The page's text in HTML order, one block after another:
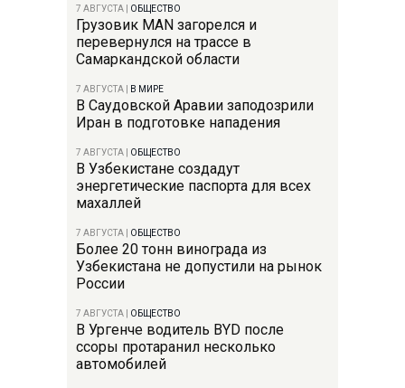
7 АВГУСТА ОБЩЕСТВО
Грузовик MAN загорелся и
перевернулся на трассе в
Самаркандской области
7 АВГУСТА В МИРЕ
В Саудовской Аравии заподозрили
Иран в подготовке нападения
7 АВГУСТА ОБЩЕСТВО
В Узбекистане создадут
энергетические паспорта для всех
махаллей
7 АВГУСТА ОБЩЕСТВО
Более 20 тонн винограда из
Узбекистана не допустили на рынок
России
7 АВГУСТА ОБЩЕСТВО
В Ургенче водитель BYD после
ссоры протаранил несколько
автомобилей